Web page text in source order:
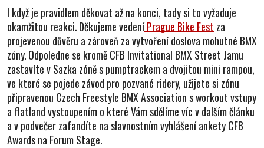
I když je pravidlem děkovat až na konci, tady si to vyžaduje
okamžitou reakci. Děkujeme vedeníPrague Bike Fest za
projevenou důvěru a zároveň za vytvoření doslova mohutné BMX
zóny. Odpoledne se kromě CFB Invitational BMX Street Jamu
zastavíte v Sazka zóně s pumptrackem a dvojitou mini rampou,
ve které se pojede závod pro pozvané ridery, užijete si zónu
připravenou Czech Freestyle BMX Association s workout vstupy
a flatland vystoupením o které Vám sdělíme víc v dalším článku
a v podvečer zafandíte na slavnostním vyhlášení ankety CFB
Awards na Forum Stage.